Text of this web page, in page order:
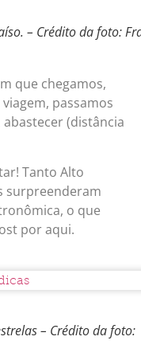
– Crédito da foto:
que chegamos,
passamos
(distância
Tanto Alto
surpreenderam
o que
por aqui.
– Crédito da foto: